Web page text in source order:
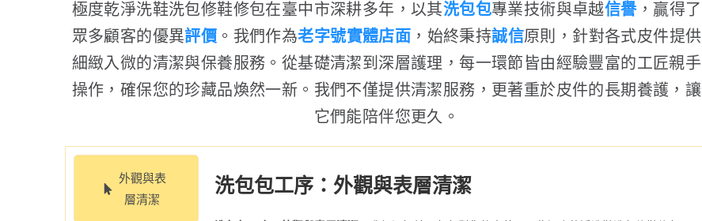
極度乾淨洗鞋洗包修鞋修包在臺中市深耕多年，以其洗包包專業技術與卓越信譽，贏得了
眾多顧客的優異評價 。我們作為老字號實體店面 ，始終秉持誠信原則，針對各式皮件提供
細緻入微的清潔與保養服務。從基礎清潔到深層護理，每一環節皆由經驗豐富的工匠親手
操作，確保您的珍藏品煥然一新。我們不僅提供清潔服務，更著重於皮件的長期養護，讓
它們能陪伴您更久。
外觀與表
層清潔
洗包包工序：外觀與表層清潔